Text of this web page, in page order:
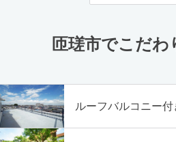
匝瑳市でこだわ
ルーフバルコニー付